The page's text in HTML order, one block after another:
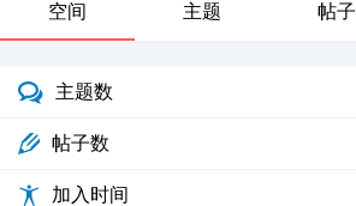
空间 主题 帖子
主题数
帖子数
加入时间